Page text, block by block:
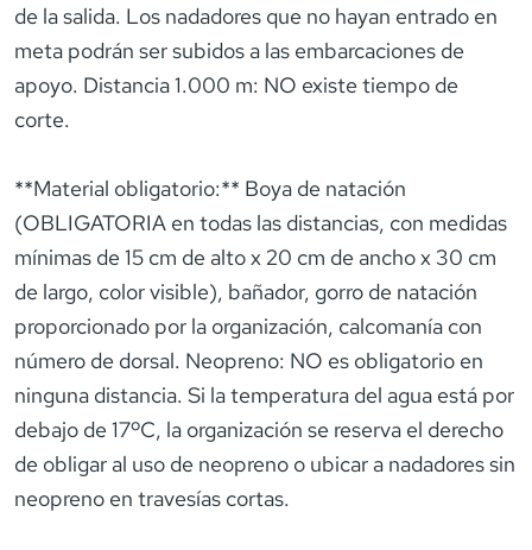
de la salida. Los nadadores que no hayan entrado en
meta podrán ser subidos a las embarcaciones de
apoyo. Distancia 1.000 m: NO existe tiempo de
corte.
**Material obligatorio:** Boya de natación
(OBLIGATORIA en todas las distancias, con medidas
mínimas de 15 cm de alto x 20 cm de ancho x 30 cm
de largo, color visible), bañador, gorro de natación
proporcionado por la organización, calcomanía con
número de dorsal. Neopreno: NO es obligatorio en
ninguna distancia. Si la temperatura del agua está por
debajo de 17ºC, la organización se reserva el derecho
de obligar al uso de neopreno o ubicar a nadadores sin
neopreno en travesías cortas.